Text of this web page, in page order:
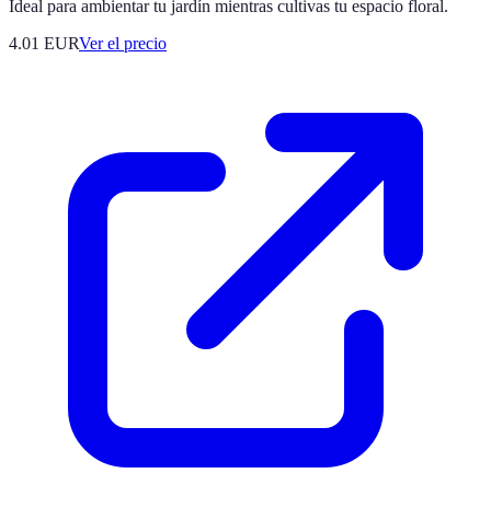
Ideal para ambientar tu jardín mientras cultivas tu espacio floral.
4.01 EURVer el precio